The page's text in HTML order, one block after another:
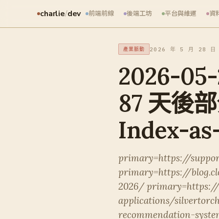
charlie/dev 前端前線 後端工坊 平台與維運 資
產業脈動 2026 年 5 月 28 日
2026-
87 天後
Index-
primary=https://
primary=https://
2026/
applications/
recommendation-